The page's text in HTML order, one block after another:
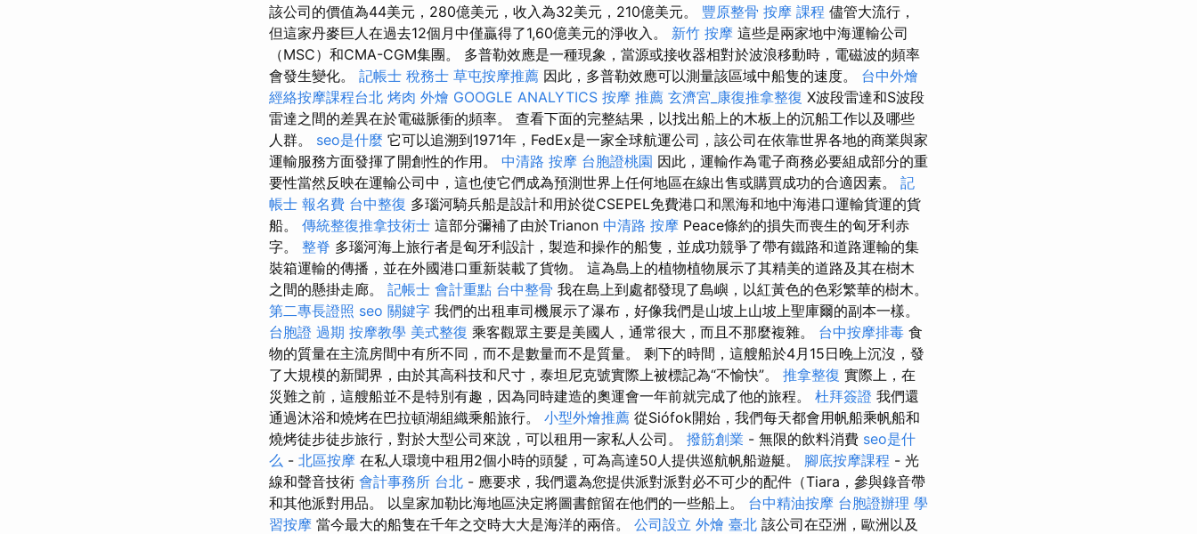
該公司的價值為44美元，280億美元，收入為32美元，210億美元。 豐原整骨 按摩 課程 儘管大流行，
但這家丹麥巨人在過去12個月中僅贏得了1,60億美元的淨收入。 新竹 按摩 這些是兩家地中海運輸公司
（MSC）和CMA-CGM集團。 多普勒效應是一種現象，當源或接收器相對於波浪移動時，電磁波的頻率
會發生變化。 記帳士 稅務士 草屯按摩推薦 因此，多普勒效應可以測量該區域中船隻的速度。 台中外燴
經絡按摩課程台北 烤肉 外燴 GOOGLE ANALYTICS 按摩 推薦 玄濟宮_康復推拿整復 X波段雷達和S波段
雷達之間的差異在於電磁脈衝的頻率。 查看下面的完整結果，以找出船上的木板上的沉船工作以及哪些
人群。 seo是什麼 它可以追溯到1971年，FedEx是一家全球航運公司，該公司在依靠世界各地的商業與家
運輸服務方面發揮了開創性的作用。 中清路 按摩 台胞證桃園 因此，運輸作為電子商務必要組成部分的重
要性當然反映在運輸公司中，這也使它們成為預測世界上任何地區在線出售或購買成功的合適因素。 記
帳士 報名費 台中整復 多瑙河騎兵船是設計和用於從CSEPEL免費港口和黑海和地中海港口運輸貨運的貨
船。 傳統整復推拿技術士 這部分彌補了由於Trianon 中清路 按摩 Peace條約的損失而喪生的匈牙利赤
字。 整脊 多瑙河海上旅行者是匈牙利設計，製造和操作的船隻，並成功競爭了帶有鐵路和道路運輸的集
裝箱運輸的傳播，並在外國港口重新裝載了貨物。 這為島上的植物植物展示了其精美的道路及其在樹木
之間的懸掛走廊。 記帳士 會計重點 台中整骨 我在島上到處都發現了島嶼，以紅黃色的色彩繁華的樹木。
第二專長證照 seo 關鍵字 我們的出租車司機展示了瀑布，好像我們是山坡上山坡上聖庫爾的副本一樣。
台胞證 過期 按摩教學 美式整復 乘客觀眾主要是美國人，通常很大，而且不那麼複雜。 台中按摩排毒 食
物的質量在主流房間中有所不同，而不是數量而不是質量。 剩下的時間，這艘船於4月15日晚上沉沒，發
了大規模的新聞界，由於其高科技和尺寸，泰坦尼克號實際上被標記為“不愉快”。 推拿整復 實際上，在
災難之前，這艘船並不是特別有趣，因為同時建造的奧運會一年前就完成了他的旅程。 杜拜簽證 我們還
通過沐浴和燒烤在巴拉頓湖組織乘船旅行。 小型外燴推薦 從Siófok開始，我們每天都會用帆船乘帆船和
燒烤徒步徒步旅行，對於大型公司來說，可以租用一家私人公司。 撥筋創業 - 無限的飲料消費 seo是什
么 - 北區按摩 在私人環境中租用2個小時的頭髮，可為高達50人提供巡航帆船遊艇。 腳底按摩課程 - 光
線和聲音技術 會計事務所 台北 - 應要求，我們還為您提供派對派對必不可少的配件（Tiara，參與錄音帶
和其他派對用品。 以皇家加勒比海地區決定將圖書館留在他們的一些船上。 台中精油按摩 台胞證辦理 學
習按摩 當今最大的船隻在千年之交時大大是海洋的兩倍。 公司設立 外燴 臺北 該公司在亞洲，歐洲以及